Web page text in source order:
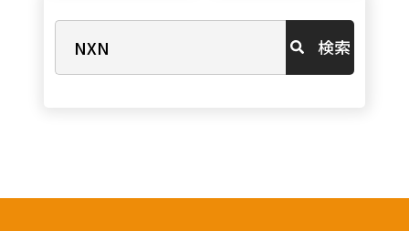
検索